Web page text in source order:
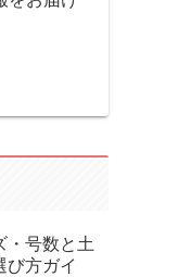
・号数と土
び方ガイ